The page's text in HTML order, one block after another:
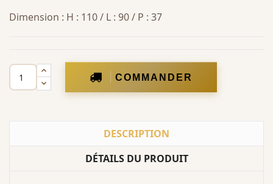
Dimension : H : 110 / L : 90 / P : 37
COMMANDER
DESCRIPTION
DÉTAILS DU PRODUIT